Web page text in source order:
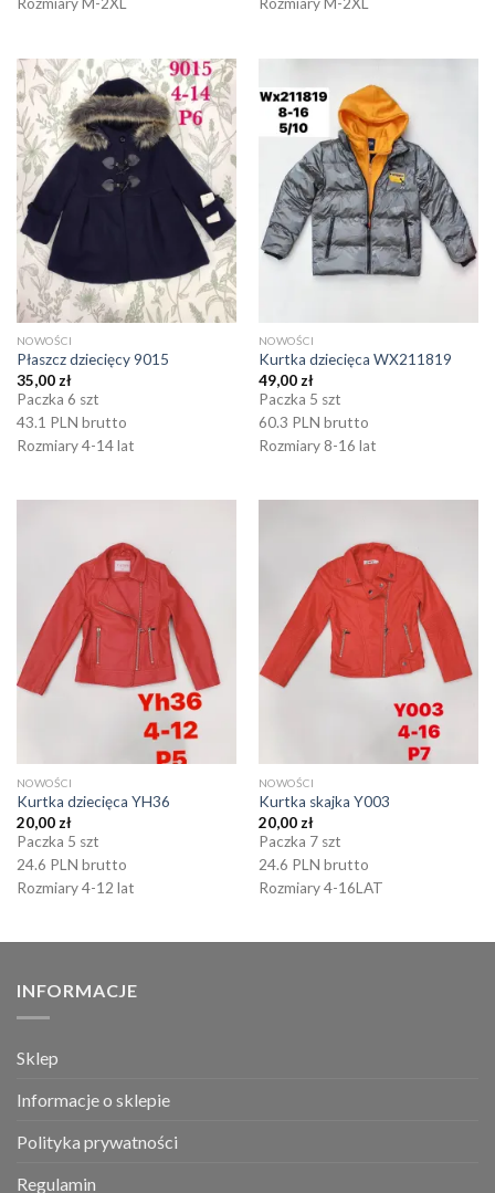
NOWOŚCI
Płaszcz dziecięcy 9015
35,00 zł
Paczka 6 szt
43.1 PLN brutto
Rozmiary 4-14 lat
NOWOŚCI
Kurtka dziecięca WX211819
49,00 zł
Paczka 5 szt
60.3 PLN brutto
Rozmiary 8-16 lat
NOWOŚCI
Kurtka dziecięca YH36
20,00 zł
Paczka 5 szt
24.6 PLN brutto
Rozmiary 4-12 lat
NOWOŚCI
Kurtka skajka Y003
20,00 zł
Paczka 7 szt
24.6 PLN brutto
Rozmiary 4-16LAT
INFORMACJE
Sklep
Informacje o sklepie
Polityka prywatności
Regulamin